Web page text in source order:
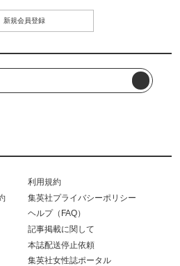
新規会員登録
利用規約
集英社プライバシーポリシー
ヘルプ（FAQ）
記事掲載に関して
本誌配送停止依頼
集英社女性誌ポータル